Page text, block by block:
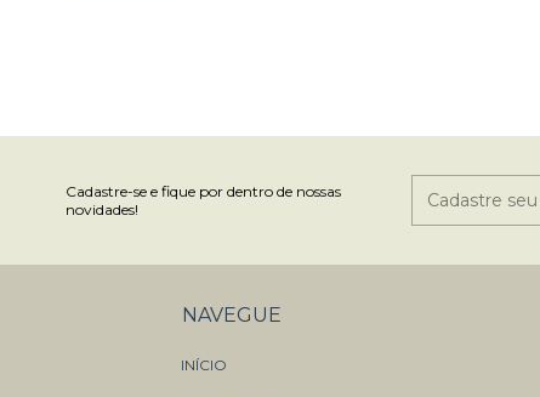
Cadastre-se e fique por dentro de nossas
novidades!
NAVEGUE
INÍCIO